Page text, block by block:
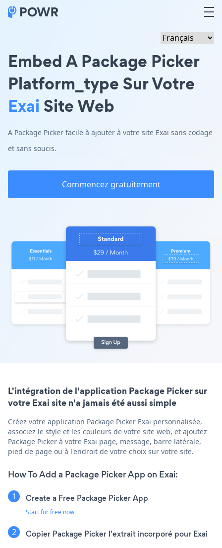
Embed A Package Picker
Platform_type Sur Votre
ExaiSite Web
A Package Picker facile à ajouter à votre site Exai sans codage
et sans soucis.
Commencez gratuitement
L'intégration de l'application Package Picker sur
votre Exai site n'a jamais été aussi simple
Créez votre application Package Picker Exai personnalisée,
associez le style et les couleurs de votre site web, et ajoutez
Package Picker à votre Exai page, message, barre latérale,
pied de page ou à l'endroit de votre choix sur votre site.
How To Add a Package Picker App on Exai:
Create a Free Package Picker App
Start for free now
Copier Package Picker l'extrait incorporé pour Exai